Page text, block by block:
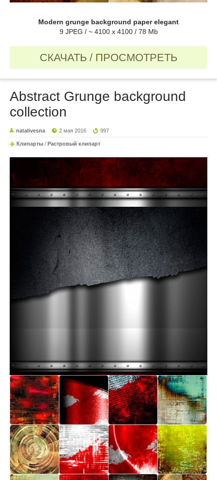
Modern grunge background paper elegant
9 JPEG / ~ 4100 x 4100 / 78 Mb
СКАЧАТЬ / ПРОСМОТРЕТЬ
Abstract Grunge background
collection
natalivesna 2 мая 2016 997
Клипарты / Растровый клипарт